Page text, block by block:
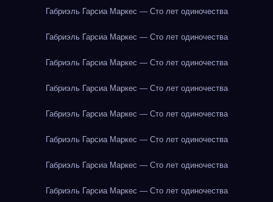
Габриэль Гарсиа Маркес — Сто лет одиночества
Габриэль Гарсиа Маркес — Сто лет одиночества
Габриэль Гарсиа Маркес — Сто лет одиночества
Габриэль Гарсиа Маркес — Сто лет одиночества
Габриэль Гарсиа Маркес — Сто лет одиночества
Габриэль Гарсиа Маркес — Сто лет одиночества
Габриэль Гарсиа Маркес — Сто лет одиночества
Габриэль Гарсиа Маркес — Сто лет одиночества